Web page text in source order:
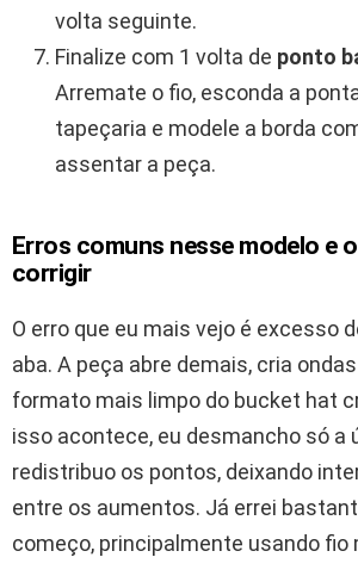
volta seguinte.
Finalize com 1 volta de ponto
Arremate o fio, esconda a
tapeçaria e modele a borda
assentar a peça.
Erros comuns nesse modelo e
corrigir
O erro que eu mais vejo é excesso
aba. A peça abre demais, cria
formato mais limpo do bucket hat
isso acontece, eu desmancho só a
redistribuo os pontos, deixando
entre os aumentos. Já errei
começo, principalmente usando fio